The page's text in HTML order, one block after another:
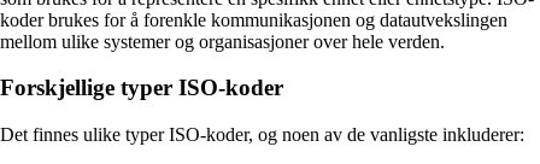
koder brukes for å forenkle kommunikasjonen og datautvekslingen
mellom ulike systemer og organisasjoner over hele verden.
Forskjellige typer ISO-koder
Det finnes ulike typer ISO-koder, og noen av de vanligste inkluderer: